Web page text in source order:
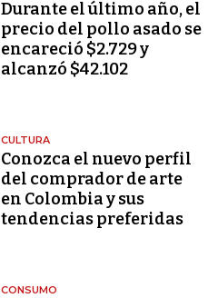
Durante el último año, el
precio del pollo asado se
encareció $2.729 y
alcanzó $42.102
CULTURA
Conozca el nuevo perfil
del comprador de arte
en Colombia y sus
tendencias preferidas
CONSUMO